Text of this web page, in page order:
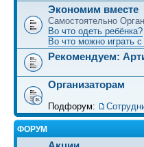
Экономим вместе
Самостоятельно
Во что одеть ребёнка?
Во что можно играть с
Рекомендуем:
Организаторам
Подфорум:
ФОРУМ